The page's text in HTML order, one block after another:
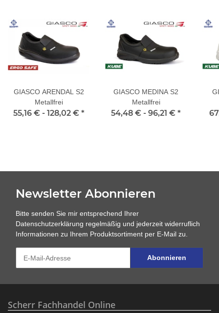
GIASCO ARENDAL S2
Metallfrei
55,16 € - 128,02 € *
GIASCO MEDINA S2
Metallfrei
54,48 € - 96,21 € *
Newsletter Abonnieren
Bitte senden Sie mir entsprechend Ihrer
Datenschutzerklärung regelmäßig und jederzeit widerruflich
Informationen zu Ihrem Produktsortiment per E-Mail zu.
Abonnieren
Scherr Fachhandel Online